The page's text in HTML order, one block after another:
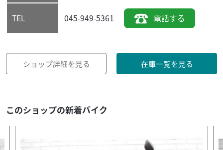
TEL 045-949-5361 電話する
ショップ詳細を見る 在庫一覧を見る
このショップの新着バイク